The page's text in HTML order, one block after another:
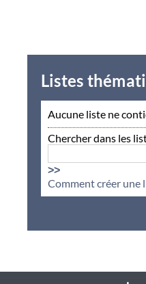
Listes
Aucune liste ne
Chercher dans les
>>
Comment créer une